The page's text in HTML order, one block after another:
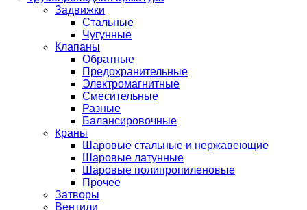
Задвижки
Стальные
Чугунные
Клапаны
Обратные
Предохранительные
Электромагнитные
Смесительные
Разные
Балансировочные
Краны
Шаровые стальные и нержавеющие
Шаровые латунные
Шаровые полипропиленовые
Прочее
Затворы
Вентили